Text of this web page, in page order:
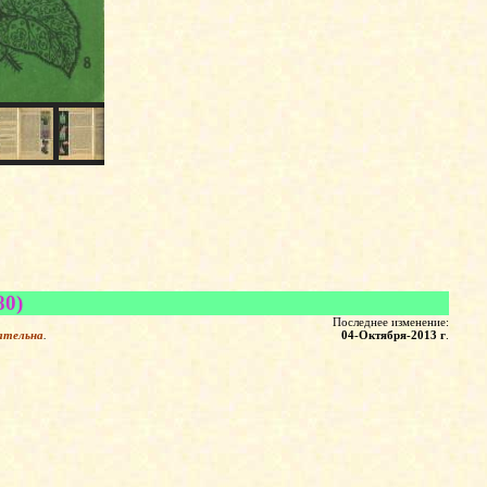
.
Последнее изменение:
04-Октября-2013 г